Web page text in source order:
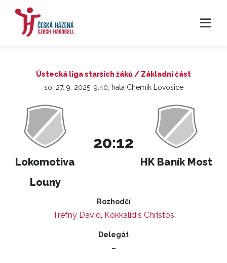
Ústecká liga starších žáků / Základní část
so, 27. 9. 2025, 9:40, hala Chemik Lovosice
Lokomotiva
Louny
20:12
HK Baník Most
Rozhodčí
Trefný David, Kokkalidis Christos
Delegát
–